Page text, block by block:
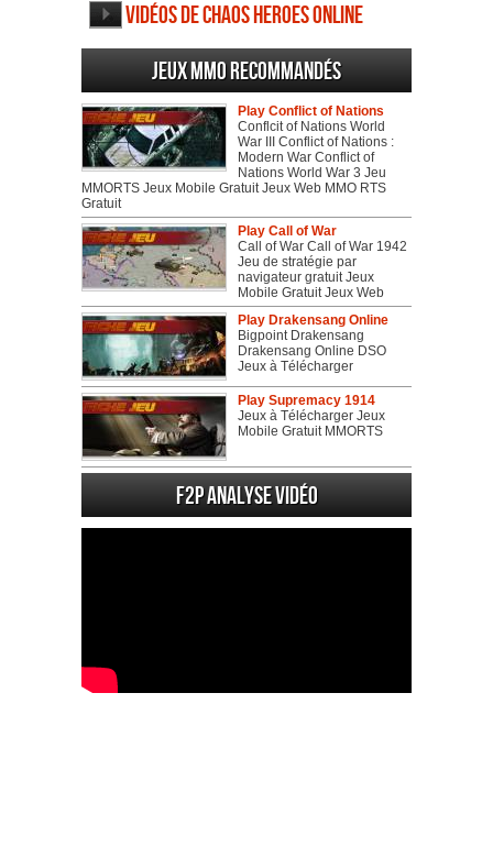
Vidéos de Chaos Heroes Online
Jeux MMO recommandés
Play Conflict of Nations
Conflcit of Nations World
War III Conflict of Nations :
Modern War Conflict of
Nations World War 3 Jeu
MMORTS Jeux Mobile Gratuit Jeux Web MMO RTS
Gratuit
Play Call of War
Call of War Call of War 1942
Jeu de stratégie par
navigateur gratuit Jeux
Mobile Gratuit Jeux Web
Play Drakensang Online
Bigpoint Drakensang
Drakensang Online DSO
Jeux à Télécharger
Play Supremacy 1914
Jeux à Télécharger Jeux
Mobile Gratuit MMORTS
F2P Analyse vidéo